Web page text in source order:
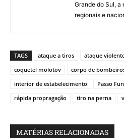
Grande do Sul,
regionais e
TAGS ataque a tiros ataque
coquetel molotov
corpo de
interior de estabelecimento
Passo
rápida propragação
tiro na perna
MATÉRIAS RELACIONADAS